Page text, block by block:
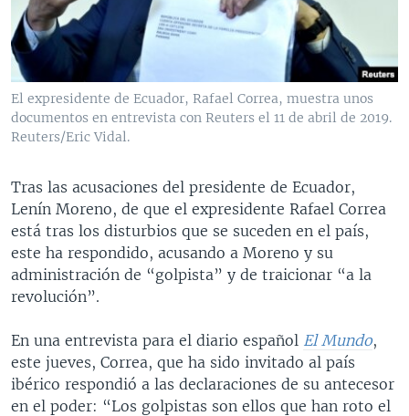
VENEZUELA
BRASIL
NICARAGUA
ECONOMÍA
ENTRETENIMIENTO Y CULTURA
TECNOLOGÍA
DEPORTES
CIENCIA Y SALUD
MULTIMEDIA
VIDEOS
FOTOGRAFÍA
AUDIOS
PROGRAMAS TV
EL MUNDO AL DÍA
FORO INTERAMERICANO
VISIÓN 360
LAS CLAVES
PANORAMA
RADIO
AVANCE INFORMATIVO
AUDIONOTICIAS
BUENOS DÍAS AMÉRICA
ESTADOS UNIDOS AL DÍA
EL MUNDO AL DÍA [RADIO]
FORO [RADIO]
NOTA ECONÓMICA
ENTRETENIMIENTO
DIRECT
DOCUMENTALES DE LA VOA
Learning English
SÍGANOS
El expresidente de Ecuador, Rafael Correa, muestra unos
documentos en entrevista con Reuters el 11 de abril de 2019.
Reuters/Eric Vidal.
Tras las acusaciones del presidente de Ecuador,
Lenín Moreno, de que el expresidente Rafael Correa
está tras los disturbios que se suceden en el país,
este ha respondido, acusando a Moreno y su
administración de “golpista” y de traicionar “a la
revolución”.
En una entrevista para el diario español El Mundo,
este jueves, Correa, que ha sido invitado al país
ibérico respondió a las declaraciones de su antecesor
en el poder: “Los golpistas son ellos que han roto el